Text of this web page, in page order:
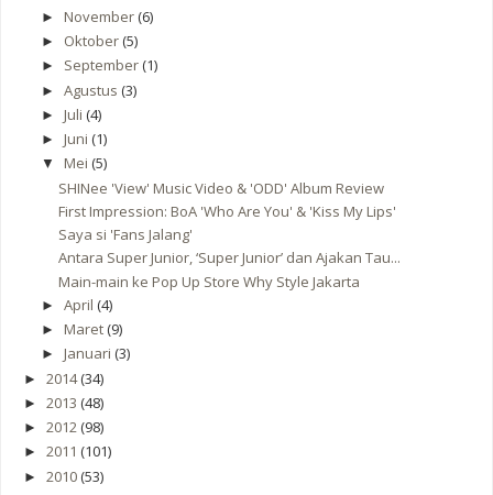
► November(6)
► Oktober(5)
► September(1)
► Agustus (3)
► Juli (4)
► Juni (1)
▼ Mei (5)
SHINee 'View' Music Video & 'ODD' Album Review
First Impression: BoA 'Who Are You' & 'Kiss My Lips'
Saya si 'Fans Jalang'
Antara Super Junior, ‘Super Junior’ dan Ajakan Tau...
Main-main ke Pop Up Store Why Style Jakarta
► April (4)
► Maret(9)
► Januari (3)
► 2014(34)
► 2013 (48)
► 2012(98)
► 2011 (101)
► 2010(53)